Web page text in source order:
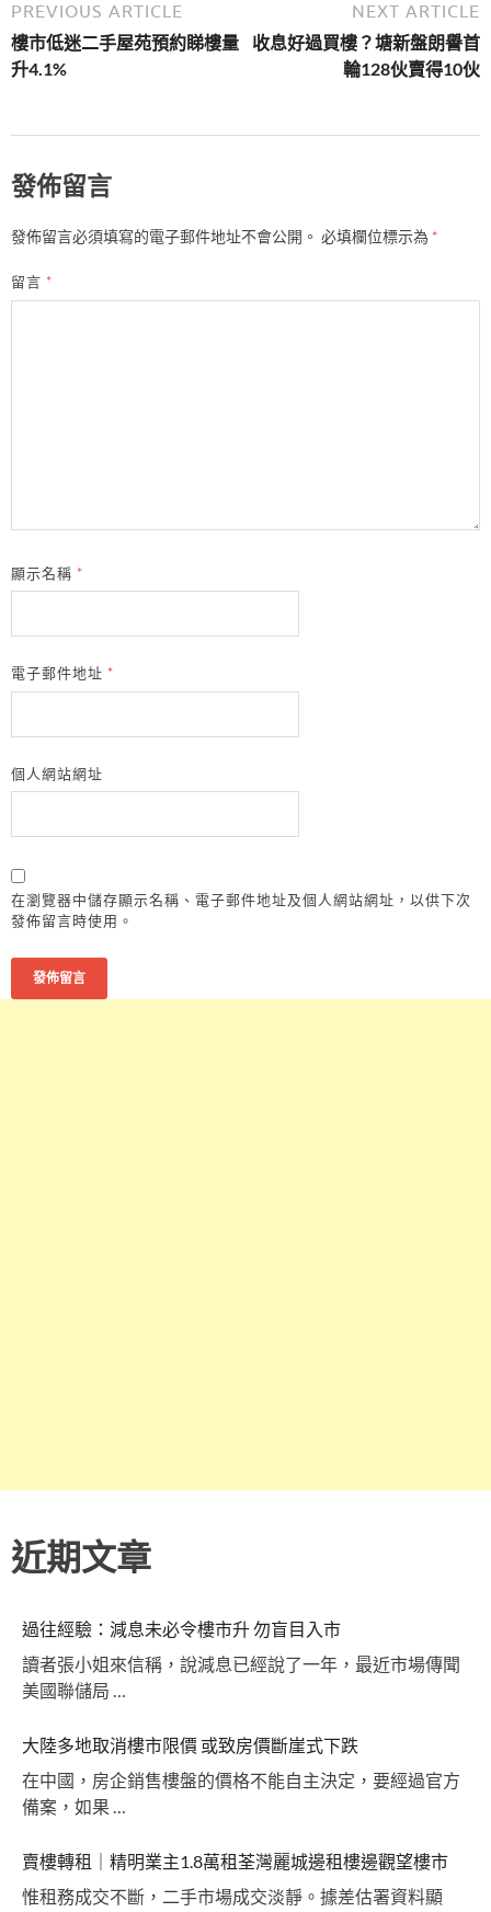
PREVIOUS ARTICLE
樓市低迷二手屋苑預約睇樓量
升4.1%
NEXT ARTICLE
收息好過買樓？塘新盤朗譽首
輪128伙賣得10伙
發佈留言
發佈留言必須填寫的電子郵件地址不會公開。 必填欄位標示為 *
留言 *
顯示名稱 *
電子郵件地址 *
個人網站網址
在瀏覽器中儲存顯示名稱、電子郵件地址及個人網站網址，以供下次
發佈留言時使用。
近期文章
過往經驗：減息未必令樓市升 勿盲目入市
讀者張小姐來信稱，說減息已經說了一年，最近市場傳聞
美國聯儲局 …
大陸多地取消樓市限價 或致房價斷崖式下跌
在中國，房企銷售樓盤的價格不能自主決定，要經過官方
備案，如果 …
賣樓轉租｜精明業主1.8萬租荃灣麗城邊租樓邊觀望樓市
惟租務成交不斷，二手市場成交淡靜。據差估署資料顯